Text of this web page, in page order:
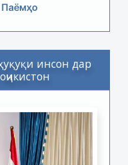
Паёмҳо
инсон дар